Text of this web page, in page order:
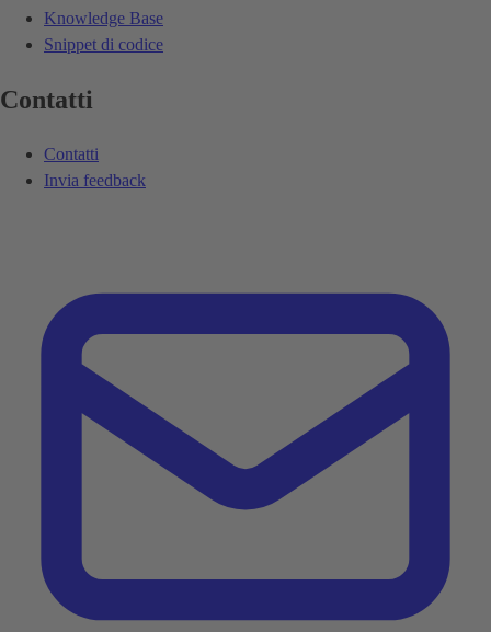
Knowledge Base
Snippet di codice
Contatti
Contatti
Invia feedback